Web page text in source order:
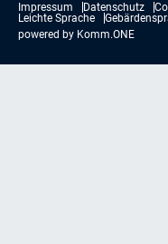
Impressum Datenschutz
Leichte Sprache
powered by Komm.ONE